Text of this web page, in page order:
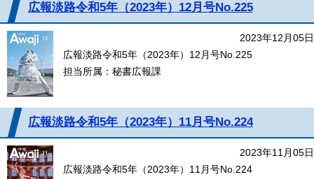
広報淡路令和5年（2023年）12月号No.225
2023年12月05日
広報淡路令和5年（2023年）12月号No.225
担当所属：秘書広報課
広報淡路令和5年（2023年）11月号No.224
2023年11月05日
広報淡路令和5年（2023年）11月号No.224